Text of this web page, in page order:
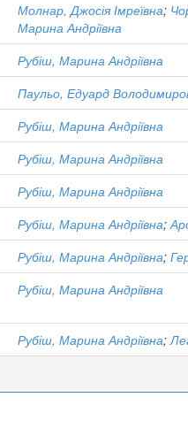
Молнар, Джосія Імреївна;
Марина Андріївна
Рубіш, Марина Андріївна
Паульо, Едуард
Рубіш, Марина Андріївна
Рубіш, Марина Андріївна
Рубіш, Марина Андріївна
Рубіш, Марина Андріївна;
Рубіш, Марина Андріївна;
Рубіш, Марина Андріївна
Рубіш, Марина Андріївна;